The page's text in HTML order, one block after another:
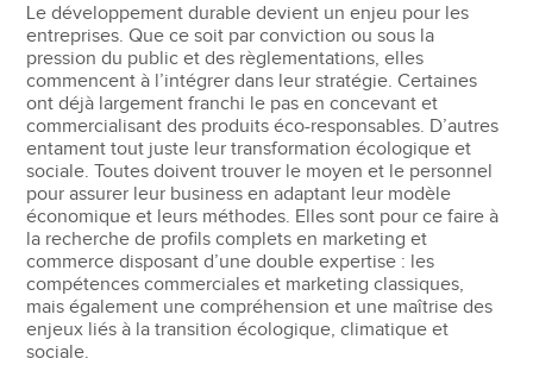
Le développement durable devient un enjeu pour les
entreprises. Que ce soit par conviction ou sous la
pression du public et des règlementations, elles
commencent à l’intégrer dans leur stratégie. Certaines
ont déjà largement franchi le pas en concevant et
commercialisant des produits éco-responsables. D’autres
entament tout juste leur transformation écologique et
sociale. Toutes doivent trouver le moyen et le personnel
pour assurer leur business en adaptant leur modèle
économique et leurs méthodes. Elles sont pour ce faire à
la recherche de profils complets en marketing et
commerce disposant d’une double expertise : les
compétences commerciales et marketing classiques,
mais également une compréhension et une maîtrise des
enjeux liés à la transition écologique, climatique et
sociale.